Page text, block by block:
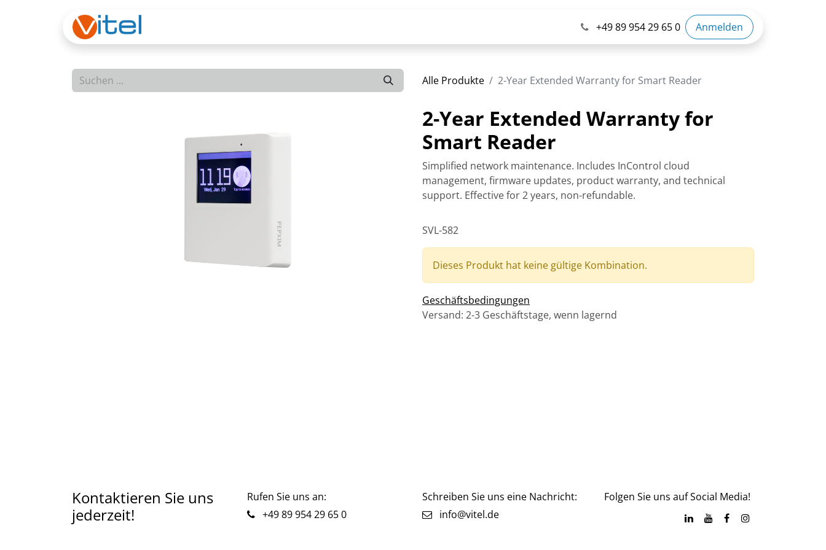
+49 89 954 29 65 0 Anmelden
Alle Produkte 2-Year Extended Warranty for Smart Reader
2-Year Extended Warranty for
Smart Reader
Simplified network maintenance. Includes InControl cloud
management, firmware updates, product warranty, and technical
support. Effective for 2 years, non-refundable.
SVL-582
Dieses Produkt hat keine gültige Kombination.
Geschäftsbedingungen
Versand: 2-3 Geschäftstage, wenn lagernd
Kontaktieren Sie uns
jederzeit!
Rufen Sie uns an:
+49 89 954 29 65 0
Schreiben Sie uns eine Nachricht:
info@vitel.de
Folgen Sie uns auf Social Media!